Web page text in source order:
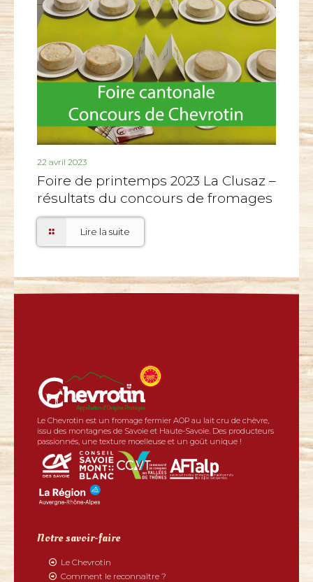
22 avril 2023
Foire de printemps 2023 La Clusaz –
résultats du concours de fromages
Lire la suite
Le Chevrotin est un fromage fermier AOP au lait cru de chèvre,
issu des montagnes de Savoie et Haute-Savoie. Des producteurs
passionnés, une texture moelleuse et un goût unique !
Notre savoir-faire
Le Chevrotin
Comment le reconnaître ?